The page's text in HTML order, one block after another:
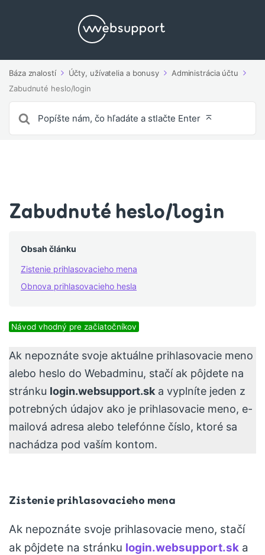
Báza znalostí Účty, užívatelia a bonusy
Administrácia účtu
Zabudnuté heslo/login
pre
Zabudnuté heslo/login
Obsah článku
Zistenie prihlasovacieho mena
Obnova prihlasovacieho hesla
Návod vhodný pre začiatočníkov
Ak nepoznáte svoje aktuálne prihlasovacie meno
alebo heslo do Webadminu, stačí ak pôjdete na
stránku login.websupport.sk a vyplníte jeden z
potrebných údajov ako je prihlasovacie meno, e-
mailová adresa alebo telefónne číslo, ktoré sa
nachádza pod vaším kontom.
Zistenie prihlasovacieho mena
Ak nepoznáte svoje prihlasovacie meno, stačí
ak pôjdete na stránku login.websupport.sk a